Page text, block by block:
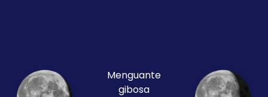
Menguante
gibosa